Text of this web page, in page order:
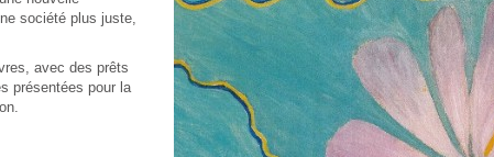
société plus juste,
avec des prêts
présentées pour la